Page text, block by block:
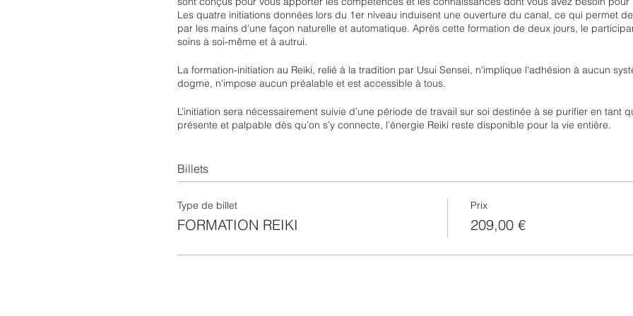
Les quatre initiations données lors du 1er niveau induisent une ouverture du canal, ce qui permet
par les mains d'une façon naturelle et automatique. Après cette formation de deux jours, le
soins à soi-même et à autrui.
La formation-initiation au Reiki, relié à la tradition par Usui Sensei, n'implique l'adhésion à aucun
dogme, n'impose aucun préalable et est accessible à tous.
L’initiation sera nécessairement suivie d’une période de travail sur soi destinée à se purifier en tant
présente et palpable dès qu’on s’y connecte, l’énergie Reiki reste disponible pour la vie entière. ‍
Billets
Type de billet
FORMATION REIKI
Prix
209,00 €